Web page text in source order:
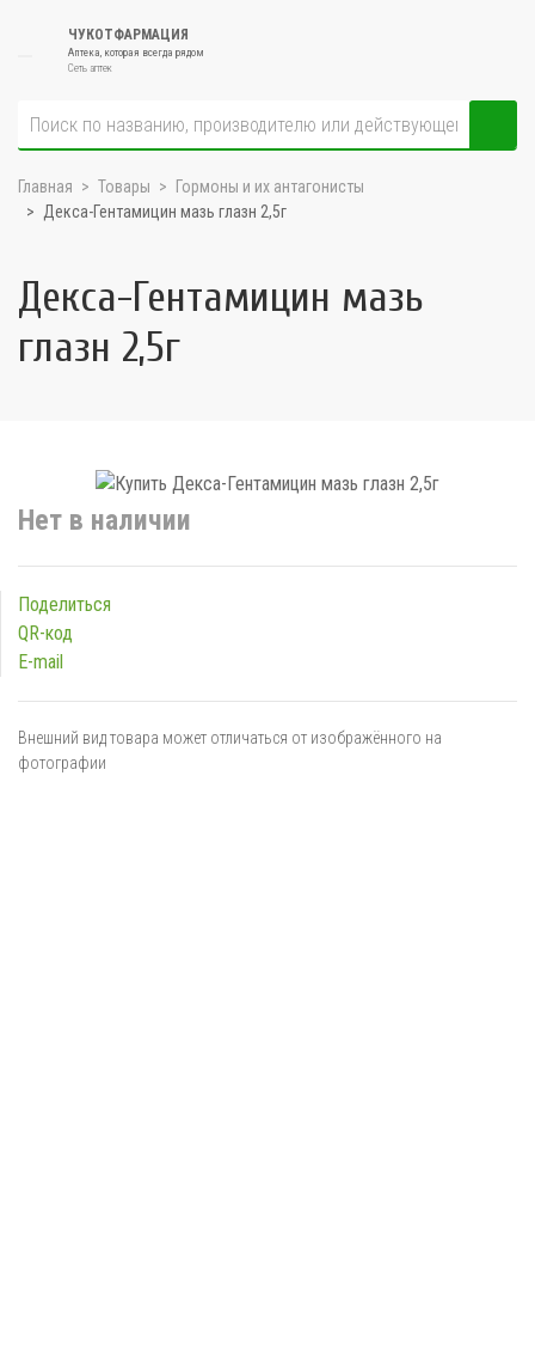
ЧУКОТФАРМАЦИЯ
Аптека, которая всегда рядом
Сеть аптек
Главная Товары
Гормоны и их антагонисты
Декса-Гентамицин мазь глазн 2,5г
Декса-Гентамицин мазь
глазн 2,5г
Нет в наличии
Поделиться
QR-код
E-mail
Внешний вид товара может отличаться от изображённого на
фотографии